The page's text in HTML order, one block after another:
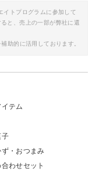
トプログラムに参加して
と、売上の一部が弊社に還
助的に活用しております。
テム
子
・おつまみ
わせセット